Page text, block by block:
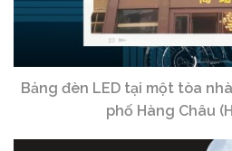
Bảng đèn LED tại một tòa
phố Hàng Châu